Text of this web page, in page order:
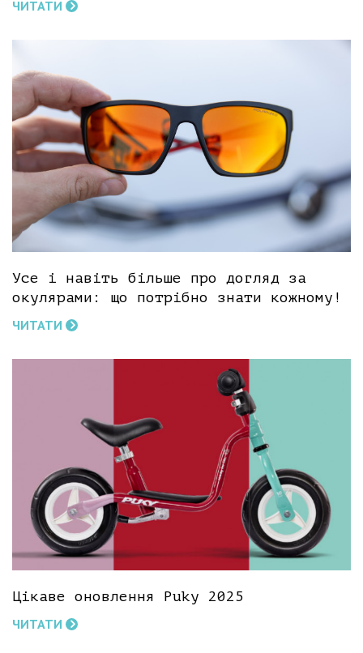
ЧИТАТИ
Усе і навіть більше про догляд за
окулярами: що потрібно знати кожному!
ЧИТАТИ
Цікаве оновлення Puky 2025
ЧИТАТИ